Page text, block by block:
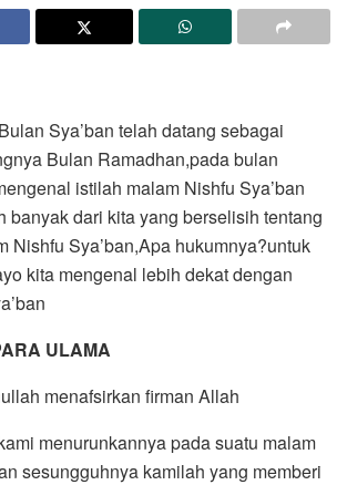
Sya’ban telah datang sebagai
Bulan Ramadhan,pada bulan
istilah malam Nishfu Sya’ban
banyak dari kita yang berselisih tentang
Nishfu Sya’ban,Apa hukumnya?untuk
kita mengenal lebih dekat dengan
ULAMA
menafsirkan firman Allah
menurunkannya pada suatu malam
sesungguhnya kamilah yang memberi